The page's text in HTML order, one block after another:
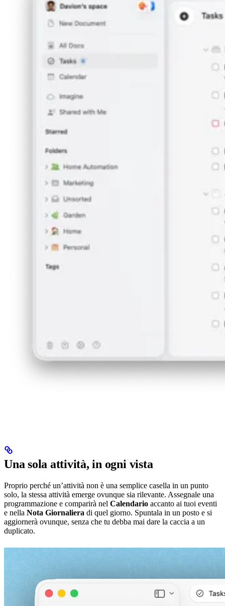
Una sola attività, in ogni vista
Proprio perché un’attività non è una semplice casella in un punto
solo, la stessa attività emerge ovunque sia rilevante. Assegnale una
programmazione e comparirà nel Calendario accanto ai tuoi eventi
e nella Nota Giornaliera di quel giorno. Spuntala in un posto e si
aggiornerà ovunque, senza che tu debba mai dare la caccia a un
duplicato.